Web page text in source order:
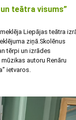
teātra visums”
Liepājas teātra
ziņā.Skolēnus
tērpi un izrādes
autoru Renāru
ietvaros.